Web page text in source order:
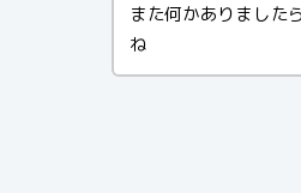
また何かありました
ね